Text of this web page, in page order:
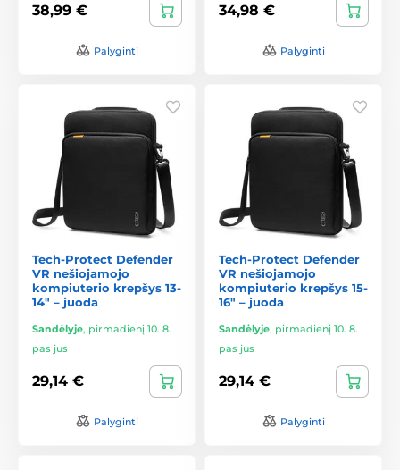
38,99 €
Palyginti
34,98 €
Palyginti
Tech-Protect Defender
VR nešiojamojo
kompiuterio krepšys 13-
14" – juoda
Sandėlyje, pirmadienį 10. 8.
pas jus
29,14 €
Palyginti
Tech-Protect Defender
VR nešiojamojo
kompiuterio krepšys 15-
16" – juoda
Sandėlyje, pirmadienį 10. 8.
pas jus
29,14 €
Palyginti